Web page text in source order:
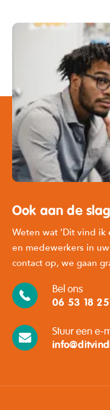
Ook aan de
Weten wat ‘Dit vind
en medewerkers in
contact op, we gaan
Bel ons
06 53 18
Stuur een e-